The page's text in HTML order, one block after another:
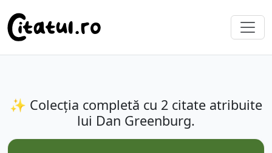
✨ Colecția completă cu 2 citate atribuite
lui Dan Greenburg.